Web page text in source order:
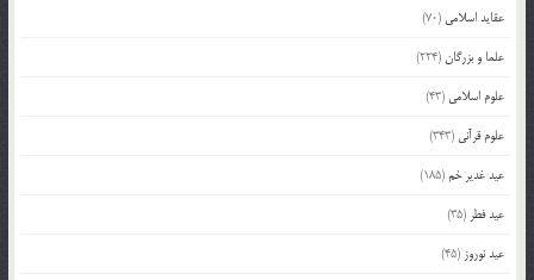
عقاید اسلامی (70)
علما و بزرگان(224)
علوم اسلامی (43)
علوم قرآنی (343)
عید غدیر خم(185)
عید فطر (35)
عید نوروز (45)